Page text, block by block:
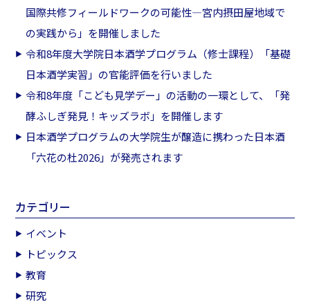
国際共修フィールドワークの可能性―宮内摂田屋地域で
の実践から」を開催しました
令和8年度大学院日本酒学プログラム（修士課程）「基礎
日本酒学実習」の官能評価を行いました
令和8年度「こども見学デー」の活動の一環として、「発
酵ふしぎ発見！キッズラボ」を開催します
日本酒学プログラムの大学院生が醸造に携わった日本酒
「六花の杜2026」が発売されます
カテゴリー
イベント
トピックス
教育
研究